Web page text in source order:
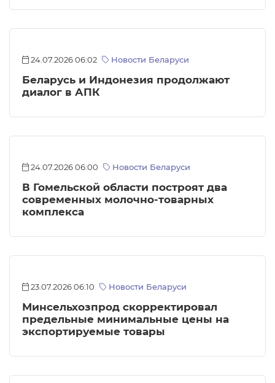
24.07.2026 06:02 Новости Беларуси
Беларусь и Индонезия продолжают
диалог в АПК
24.07.2026 06:00 Новости Беларуси
В Гомельской области построят два
современных молочно-товарных
комплекса
23.07.2026 06:10 Новости Беларуси
Минсельхозпрод скорректировал
предельные минимальные цены на
экспортируемые товары